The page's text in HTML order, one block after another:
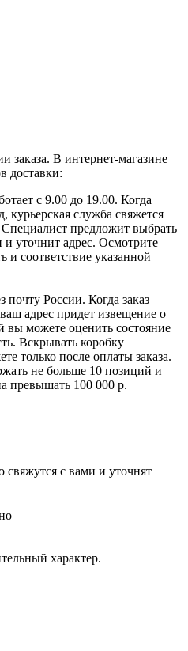
заказа. В интернет-магазине
доставки:
с 9.00 до 19.00. Когда
курьерская служба свяжется
Специалист предложит выбрать
и уточнит адрес. Осмотрите
и соответствие указанной
почту России. Когда заказ
адрес придет извещение о
вы можете оценить состояние
Вскрывать коробку
только после оплаты заказа.
не больше 10 позиций и
превышать 100 000 р.
с вами и уточнят
характер.